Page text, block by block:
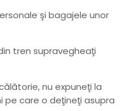
şi bagajele unor
tren supravegheaţi
nu expuneţi la
care o deţineţi asupra